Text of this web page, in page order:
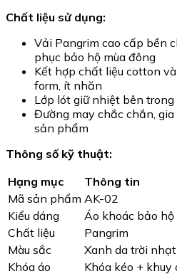
Chất liệu sử dụng:
Vải Pangrim cao cấp bền
phục bảo hộ mùa đông
Kết hợp chất liệu cotton
form, ít nhăn
Lớp lót giữ nhiệt bên trong
Đường may chắc chắn,
sản phẩm
Thông số kỹ thuật:
Hạng mục
Thông tin
Mã sản phẩm AK-02
Kiểu dáng
Áo khoác bảo hộ
Chất liệu
Pangrim
Màu sắc
Xanh da trời nhạt
Khóa áo
Khóa kéo + khuy